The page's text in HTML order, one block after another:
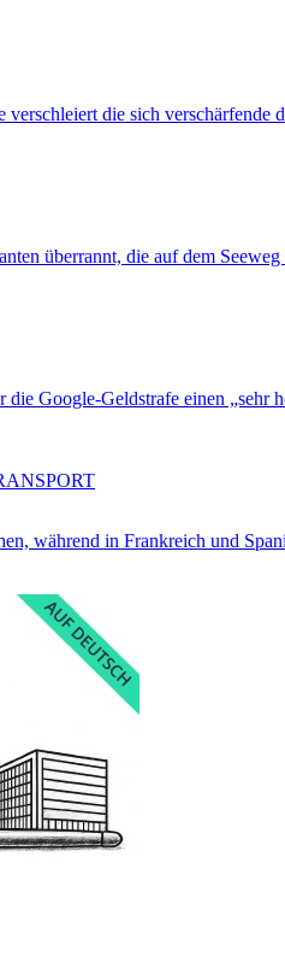
verschleiert die sich verschärfende
überrannt, die auf dem
Google-Geldstrafe einen „sehr
während in Frankreich und